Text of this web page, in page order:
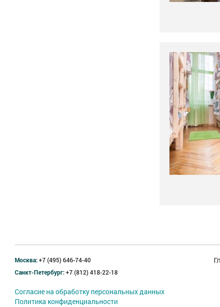
Москва:+7 (495) 646-74-40
Санкт-Петербург:+7 (812) 418-22-18
Согласие на обработку персональных данных
Политика конфиденциальности